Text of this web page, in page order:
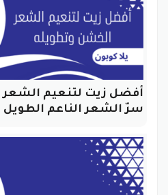
أفضل زيت لتنعيم
سرّ الشعر الناعم الطويل